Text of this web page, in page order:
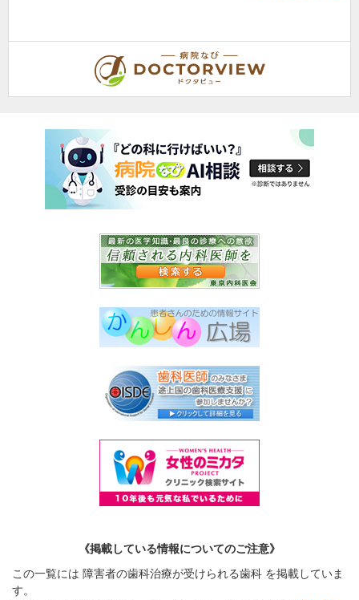
《掲載している情報についてのご注意》
この一覧には 障害者の歯科治療が受けられる歯科 を掲載していま
す。